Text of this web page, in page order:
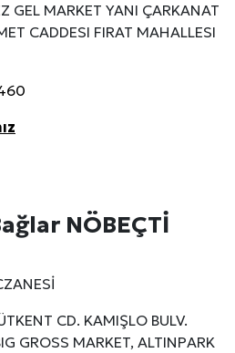
GEL MARKET YANI ÇARKANAT
CADDESI FIRAT MAHALLESI
NÖBEÇTİ
CD. KAMIŞLO BULV.
GROSS MARKET, ALTINPARK